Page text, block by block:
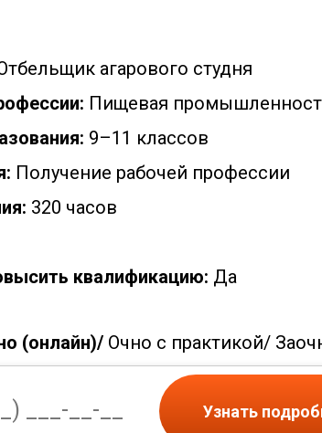
агарового студня
Пищевая
9–11 классов
Получение рабочей профессии
320 часов
квалификацию: Да
(онлайн)/ Очно с практикой/
Узнать